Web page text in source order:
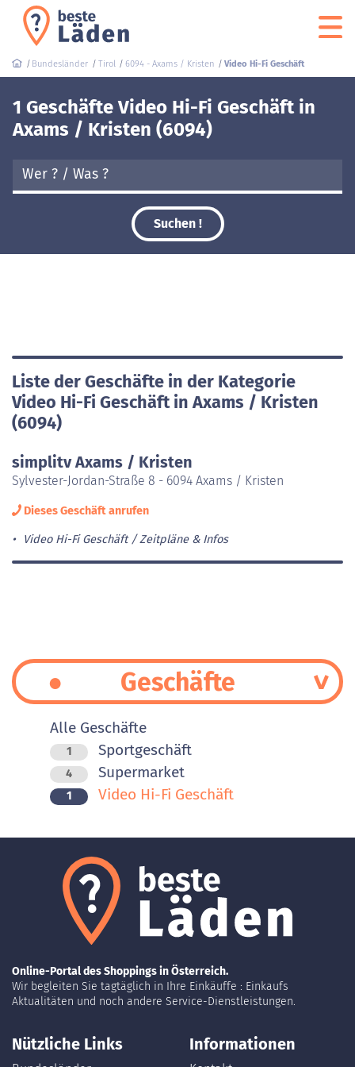
Bundesländer Tirol 6094 - Axams / Kristen Video Hi-Fi Geschäft
1 Geschäfte Video Hi-Fi Geschäft in
Axams / Kristen (6094)
Suchen !
Liste der Geschäfte in der Kategorie
Video Hi-Fi Geschäft in Axams / Kristen
(6094)
simplitv Axams / Kristen
Sylvester-Jordan-Straße 8 - 6094 Axams / Kristen
Dieses Geschäft anrufen
Video Hi-Fi Geschäft Zeitpläne & Infos
Geschäfte
Alle Geschäfte
1 Sportgeschäft
4 Supermarket
1 Video Hi-Fi Geschäft
Online-Portal des Shoppings in Österreich.
Wir begleiten Sie tagtäglich in Ihre Einkäuffe : Einkaufs
Aktualitäten und noch andere Service-Dienstleistungen.
Nützliche Links Informationen